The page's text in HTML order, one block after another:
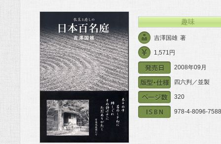
趣味
吉澤国雄 著
1,571円
2008年09月
四六判／並製
320
978-4-8096-